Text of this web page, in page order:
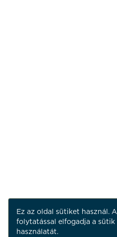
Ez az oldal sütiket használ. A
folytatással elfogadja a sütik
használatát.